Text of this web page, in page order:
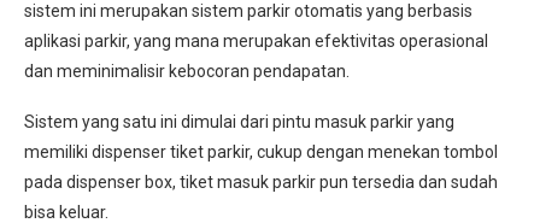
sistem ini merupakan sistem parkir otomatis yang berbasis
aplikasi parkir, yang mana merupakan efektivitas operasional
dan meminimalisir kebocoran pendapatan.
Sistem yang satu ini dimulai dari pintu masuk parkir yang
memiliki dispenser tiket parkir, cukup dengan menekan tombol
pada dispenser box, tiket masuk parkir pun tersedia dan sudah
bisa keluar.